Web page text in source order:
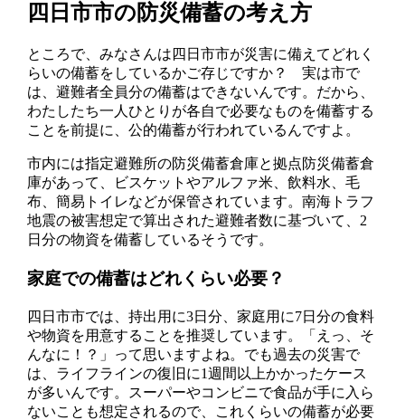
四日市市の防災備蓄の考え方
ところで、みなさんは四日市市が災害に備えてどれく
らいの備蓄をしているかご存じですか？ 実は市で
は、避難者全員分の備蓄はできないんです。だから、
わたしたち一人ひとりが各自で必要なものを備蓄する
ことを前提に、公的備蓄が行われているんですよ。
市内には指定避難所の防災備蓄倉庫と拠点防災備蓄倉
庫があって、ビスケットやアルファ米、飲料水、毛
布、簡易トイレなどが保管されています。南海トラフ
地震の被害想定で算出された避難者数に基づいて、2
日分の物資を備蓄しているそうです。
家庭での備蓄はどれくらい必要？
四日市市では、持出用に3日分、家庭用に7日分の食料
や物資を用意することを推奨しています。「えっ、そ
んなに！？」って思いますよね。でも過去の災害で
は、ライフラインの復旧に1週間以上かかったケース
が多いんです。スーパーやコンビニで食品が手に入ら
ないことも想定されるので、これくらいの備蓄が必要